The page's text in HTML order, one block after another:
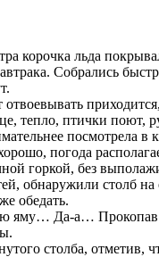
корочка льда
Собрались
тепло, птички поют,
посмотрела в
погода
горкой, без
обнаружили столб
обедать.
Да-а… Прокопав
столба, отметив,